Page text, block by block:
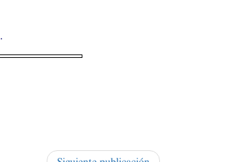
.